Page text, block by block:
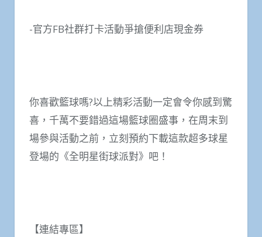
-官方FB社群打卡活動爭搶便利店現金券
你喜歡籃球嗎?以上精彩活動一定會令你感到驚
喜，千萬不要錯過這場籃球圈盛事，在周末到
場參與活動之前，立刻預約下載這款超多球星
登場的《全明星街球派對》吧！
【連結專區】